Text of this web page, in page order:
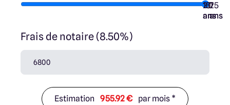
7
ans
10
ans
15
ans
20
ans
25
ans
Frais de notaire (8.50%)
Estimation 955.92 € par mois *